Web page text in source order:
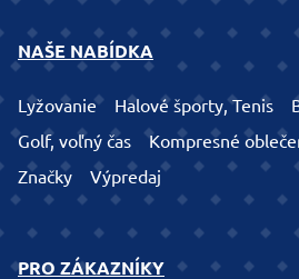
NAŠE NABÍDKA
Lyžovanie Halové športy, Tenis
Golf, voľný čas
Kompresné
Značky
Výpredaj
PRO ZÁKAZNÍKY